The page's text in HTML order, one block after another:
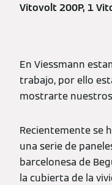
Vitovolt 200P, 1
En Viessmann
trabajo, por ello
mostrarte
Recientemente se
una serie de
barcelonesa de
la cubierta de la